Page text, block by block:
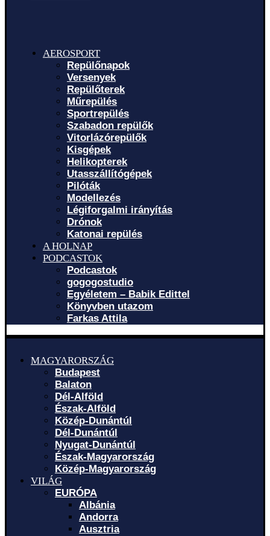
AEROSPORT
Repülőnapok
Versenyek
Repülőterek
Műrepülés
Sportrepülés
Szabadon repülők
Vitorlázórepülők
Kisgépek
Helikopterek
Utasszállítógépek
Pilóták
Modellezés
Légiforgalmi irányítás
Drónok
Katonai repülés
A HOLNAP
PODCASTOK
Podcastok
gogogostudio
Egyéletem – Babik Edittel
Könyvben utazom
Farkas Attila
MAGYARORSZÁG
Budapest
Balaton
Dél-Alföld
Észak-Alföld
Közép-Dunántúl
Dél-Dunántúl
Nyugat-Dunántúl
Észak-Magyarország
Közép-Magyarország
VILÁG
EURÓPA
Albánia
Andorra
Ausztria